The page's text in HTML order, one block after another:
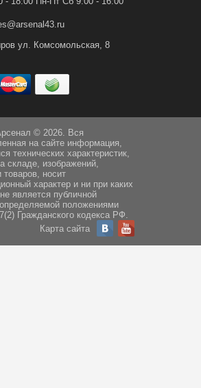
ул. Комсомольская, 8
© 2026. Вся
на сайте информация,
технических характеристик,
складе, изображений,
товаров, носит
характер и ни при каких
является публичной
положениями
Гражданского кодекса РФ.
Карта сайта